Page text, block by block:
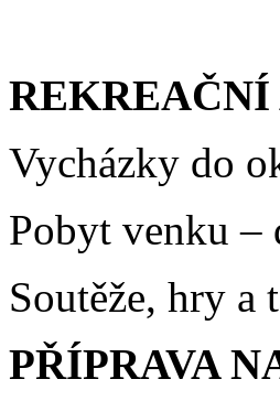
REKREAČNÍ
Vycházky do
Pobyt venku –
Soutěže, hry a
PŘÍPRAVA